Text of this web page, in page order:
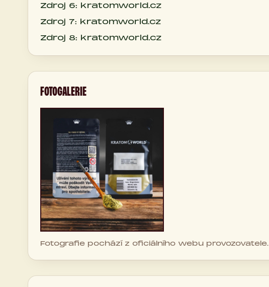
Zdroj 6: kratomworld.cz
Zdroj 7: kratomworld.cz
Zdroj 8: kratomworld.cz
FOTOGALERIE
Fotografie pochází z oficiálního webu provozovatele.